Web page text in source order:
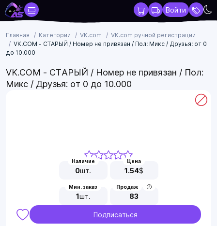
Войти
Главная Категории VK.com
VK.com ручной регистрации
VK.COM - СТАРЫЙ / Номер не привязан / Пол: Микс / Друзья: от 0
до 10.000
VK.COM - СТАРЫЙ / Номер не привязан / Пол:
Микс / Друзья: от 0 до 10.000
Наличие
0шт.
Цена
1.54$
Мин. заказ
1шт.
Продаж
83
Подписаться